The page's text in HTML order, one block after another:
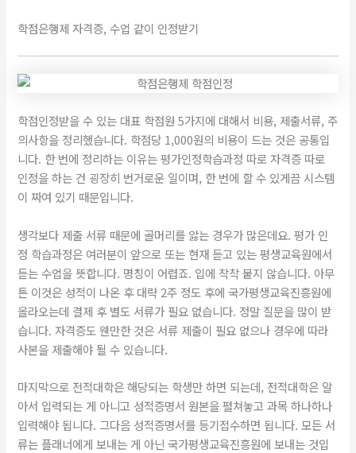
학점은행제 자격증, 수업 같이 인정받기
학점인정받을 수 있는 대표 학점원 5가지에 대해서 비용, 제출서류, 주
의사항을 정리했습니다. 학점당 1,000원의 비용이 드는 것은 공통입
니다. 한 번에 정리하는 이유는 평가인정학습과정 따로 자격증 따로
인정을 하는 건 굉장히 번거로운 일이며, 한 번에 할 수 있게끔 시스템
이 짜여 있기 때문입니다.
​생각보다 제출 서류 때문에 골머리를 앓는 경우가 많은데요. 평가 인
정 학습과정은 여러분이 앞으로 또는 현재 듣고 있는 평생교육원에서
듣는 수업을 뜻합니다. 명칭이 어렵죠. 입에 착착 붙지 않습니다. 아무
튼 이것은 성적이 나온 후 대략 2주 정도 후에 국가평생교육진흥원에
올라오는데 결제 후 별도 서류가 필요 없습니다. 정말 질문을 많이 받
습니다. 자격증도 웬만한 것은 서류 제출이 필요 없으나 경우에 따라
사본을 제출해야 될 수 있습니다.
​마지막으로 전적대학은 해당되는 학생만 하면 되는데, 전적대학은 알
아서 입력되는 게 아니고 성적증명서 원본을 펼쳐놓고 과목 하나하나
입력해야 됩니다. 그다음 성적증명서를 등기접수하면 됩니다. 모든 서
류는 플래너에게 보내는 게 아닌 국가평생교육진흥원에 보내는 것입